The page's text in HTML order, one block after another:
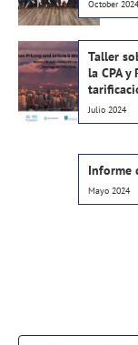
October 2024
Taller
la CPA
Julio 2024
Informe
Mayo 2024